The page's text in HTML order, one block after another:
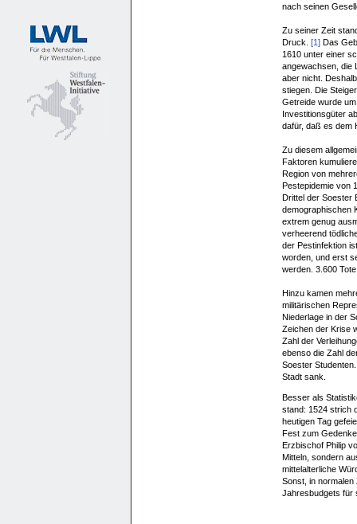
nach seinen
Zu seiner Zeit
Druck. [1]Das
1610 unter einer
angewachsen, die
aber nicht.
stiegen. Die
Getreide wurde
Investitionsgüter
dafür, daß es dem
Zu diesem
Faktoren
Region von
Pestepidemie von
Drittel der Soester
demographischen
extrem genug
verheerend
der Pestinfektion
worden, und erst
werden. 3.600
Hinzu kamen
militärischen
Niederlage in der
Zeichen der Krise
Zahl der
ebenso die Zahl
Soester
Stadt sank.
Besser als
stand: 1524 strich
heutigen Tag
Fest zum
Erzbischof Philip
Mitteln, sondern
mittelalterliche
Sonst, in
Jahresbudgets für